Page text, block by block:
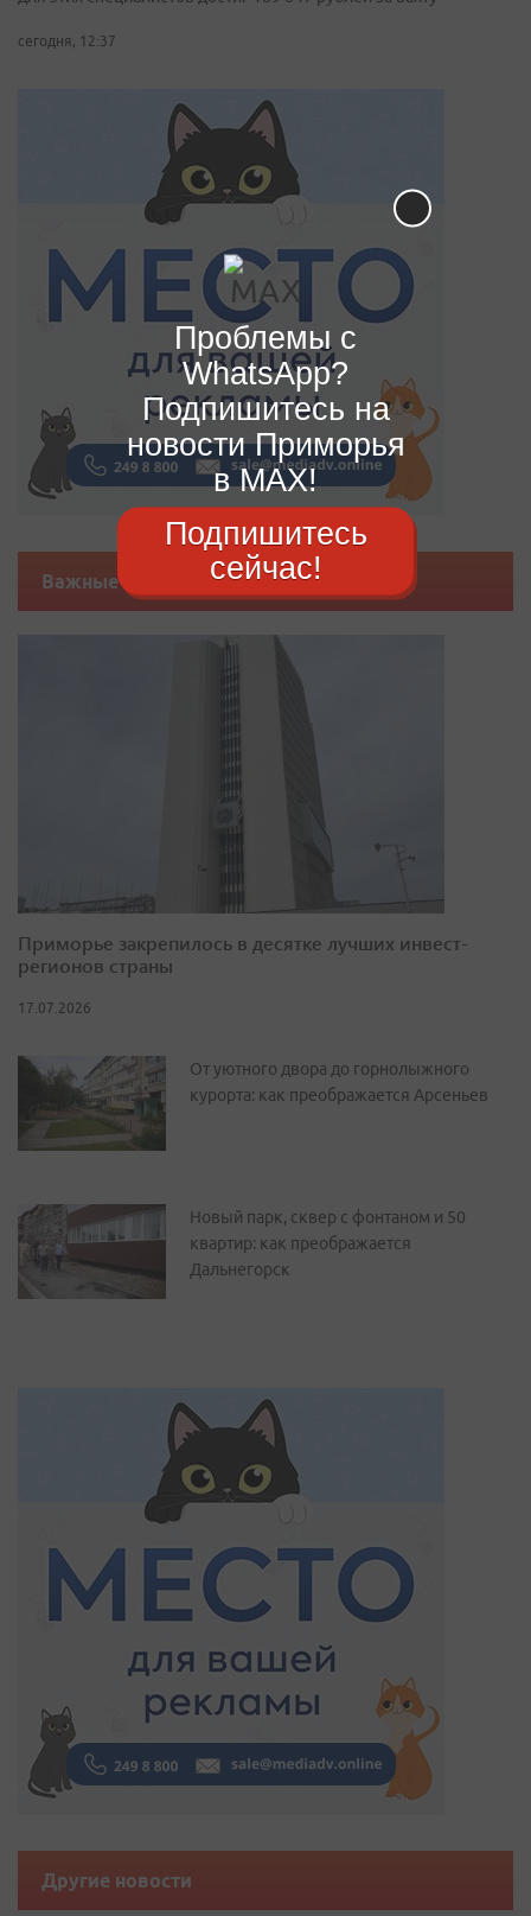
сегодня, 12:37
Важные новости
Приморье закрепилось в десятке лучших инвест-
регионов страны
17.07.2026
От уютного двора до горнолыжного
курорта: как преображается Арсеньев
Новый парк, сквер с фонтаном и 50
квартир: как преображается
Дальнегорск
Другие новости
Проблемы с
WhatsApp?
Подпишитесь на
новости Приморья
в MAX!
Подпишитесь
сейчас!